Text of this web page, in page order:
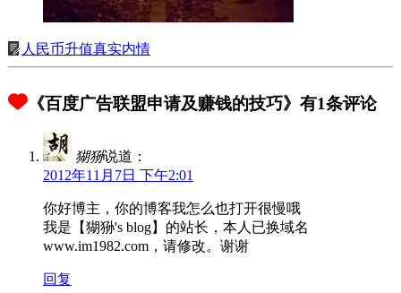
《百度广告联盟申请及赚钱的技巧》有1条评论
猢狲说道：
2012年11月7日 下午2:01
你好博主，你的博客我怎么也打开很慢哦
我是【猢狲's blog】的站长，本人已换域名
www.im1982.com，请修改。谢谢
回复
人民币升值真实内情